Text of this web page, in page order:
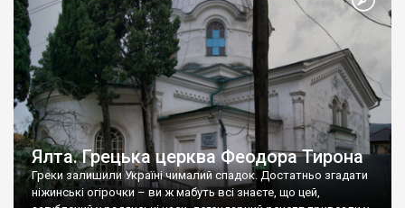
Ялта. Грецька церква Феодора Тирона
Греки залишили Україні чималий спадок. Достатньо згадати
ніжинські огірочки – ви ж мабуть всі знаєте, що цей,